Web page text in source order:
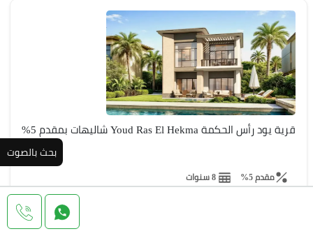
قرية يود رأس الحكمة Youd Ras El Hekma شاليهات بمقدم 5%
مقدم 5% 8 سنوات
5,850,000 ج.م
بحث بالصوت